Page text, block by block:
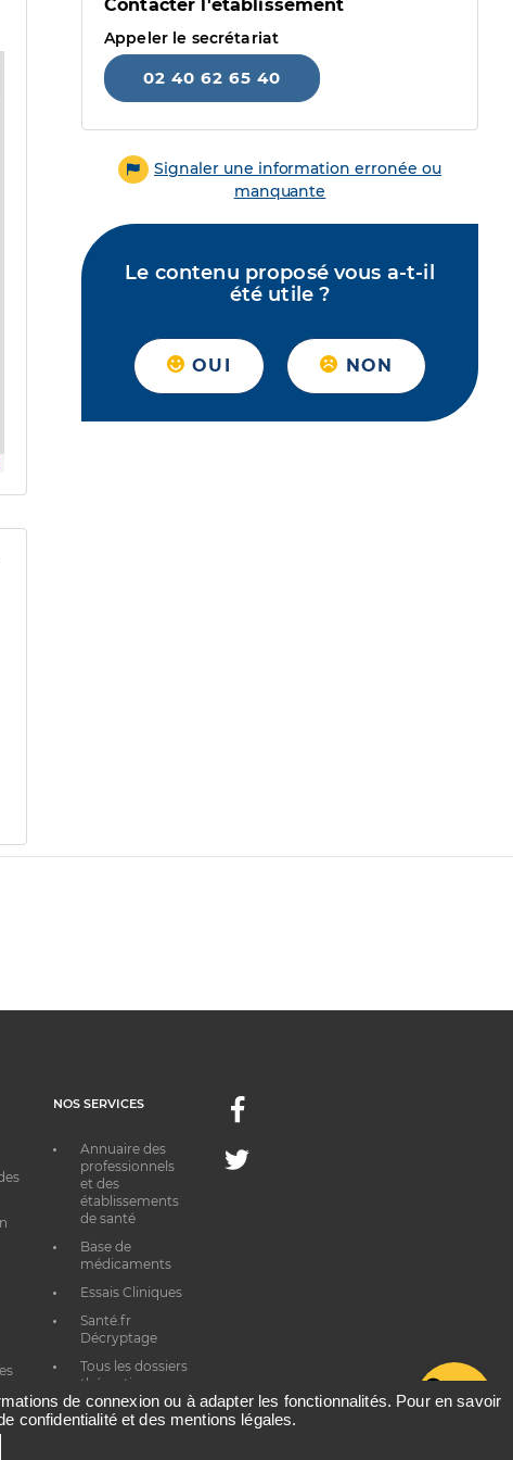
Contacter l'établissement
Appeler le secrétariat
02 40 62 65 40
Signaler une information erronée ou
manquante
Le contenu proposé vous a-t-il
été utile ?
OUI NON
NOS SERVICES
Annuaire des
professionnels
et des
établissements
de santé
Base de
médicaments
Essais Cliniques
Santé.fr
Décryptage
Tous les dossiers
thématiques
Facebook
Twitter
de connexion ou à adapter les fonctionnalités. Pour en savoir
confidentialité et des mentions légales.